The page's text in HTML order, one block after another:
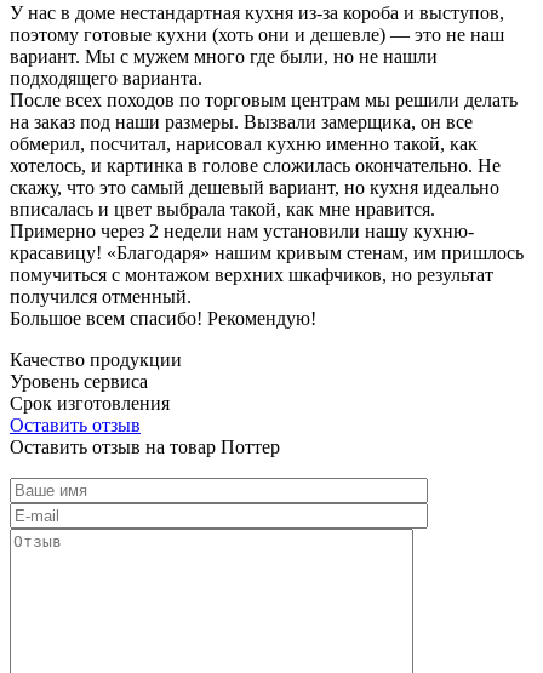
У нас в доме нестандартная кухня из-за короба и выступов,
поэтому готовые кухни (хоть они и дешевле) — это не наш
вариант. Мы с мужем много где были, но не нашли
подходящего варианта.
После всех походов по торговым центрам мы решили делать
на заказ под наши размеры. Вызвали замерщика, он все
обмерил, посчитал, нарисовал кухню именно такой, как
хотелось, и картинка в голове сложилась окончательно. Не
скажу, что это самый дешевый вариант, но кухня идеально
вписалась и цвет выбрала такой, как мне нравится.
Примерно через 2 недели нам установили нашу кухню-
красавицу! «Благодаря» нашим кривым стенам, им пришлось
помучиться с монтажом верхних шкафчиков, но результат
получился отменный.
Большое всем спасибо! Рекомендую!
Качество продукции
Уровень сервиса
Срок изготовления
Оставить отзыв
Оставить отзыв на товар Поттер